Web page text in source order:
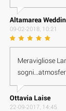
Altamarea
09-02-2018, 10:21
Meravigliose
Ottavia Laise
22-09-2017, 14:45